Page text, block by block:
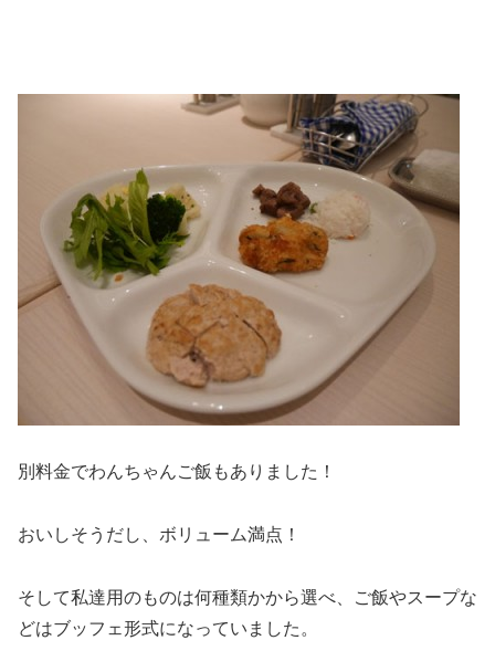
別料金でわんちゃんご飯もありました！
おいしそうだし、ボリューム満点！
そして私達用のものは何種類かから選べ、ご飯やスープな
どはブッフェ形式になっていました。